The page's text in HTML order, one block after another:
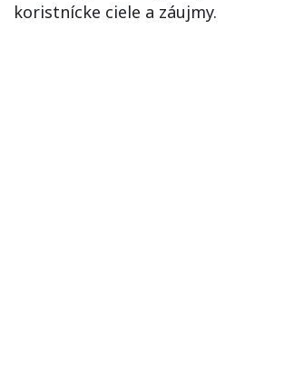
koristnícke ciele a záujmy.